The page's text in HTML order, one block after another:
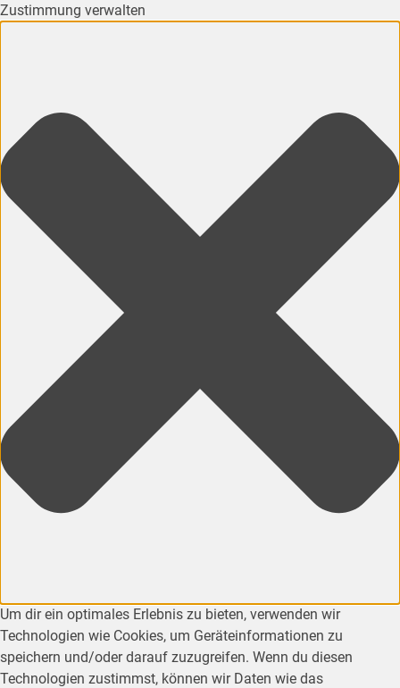
Zustimmung verwalten
Um dir ein optimales Erlebnis zu bieten, verwenden wir
Technologien wie Cookies, um Geräteinformationen zu
speichern und/oder darauf zuzugreifen. Wenn du diesen
Technologien zustimmst, können wir Daten wie das